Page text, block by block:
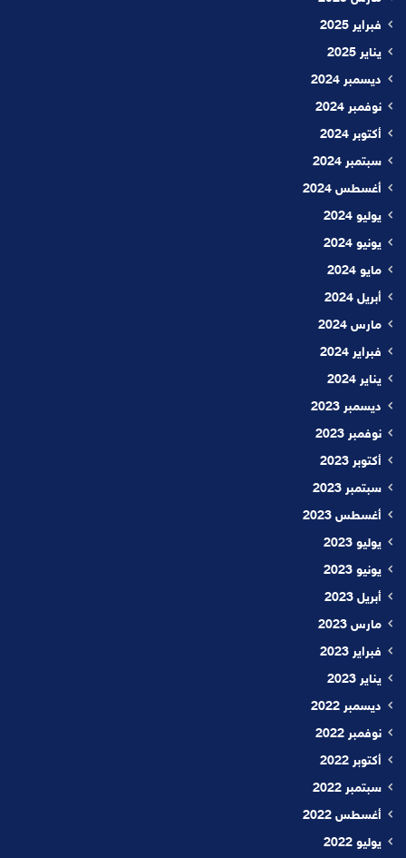
فبراير 2025
يناير 2025
ديسمبر 2024
نوفمبر 2024
أكتوبر 2024
سبتمبر 2024
أغسطس 2024
يوليو 2024
يونيو 2024
مايو 2024
أبريل 2024
مارس 2024
فبراير 2024
يناير 2024
ديسمبر 2023
نوفمبر 2023
أكتوبر 2023
سبتمبر 2023
أغسطس 2023
يوليو 2023
يونيو 2023
أبريل 2023
مارس 2023
فبراير 2023
يناير 2023
ديسمبر 2022
نوفمبر 2022
أكتوبر 2022
سبتمبر 2022
أغسطس 2022
يوليو 2022